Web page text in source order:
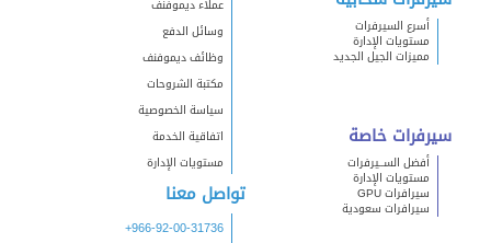
أسرع السيرفرات
مستويات الإدارة
مميزات الجيل الجديد
سيرفرات خاصة
أفضل الســيرفرات
مستويات الإدارة
سيرافرات GPU
سيرافرات سعودية
عملاء ديموفنف
وسائل الدفع
وظائف ديموفنف
مكتبة الشروحات
سياسة الخصوصية
اتفاقية الخدمة
مستويات الإدارة
تواصل معنا
+966-92-00-31736